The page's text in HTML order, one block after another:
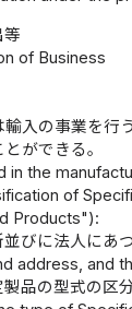
of Business
入の事業を行
ができる。
in the
of
Products"):
びに法人にあ
address, and
品の型式の区